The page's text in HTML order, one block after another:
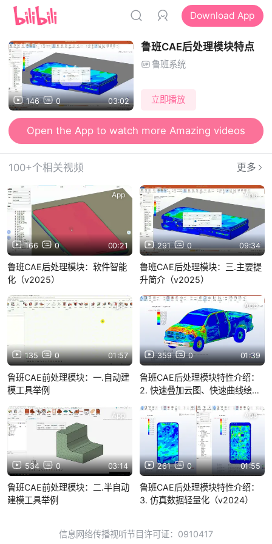
Download App
146 0 03:02
鲁班CAE后处理模块特点
鲁班系统
立即播放
Open the App to watch more Amazing videos
100+个相关视频 更多
166 0 00:21
App
鲁班CAE后处理模块：软件智能
化（v2025）
291 0 09:34
App
鲁班CAE后处理模块：三.主要提
升简介（v2025）
135 0 01:57
App
鲁班CAE前处理模块：一.自动建
模工具举例
359 0 01:39
App
鲁班CAE后处理模块特性介绍：
2. 快速叠加云图、快速曲线绘制
534 0 03:14
App
鲁班CAE前处理模块：二.半自动
建模工具举例
261 0 01:55
App
鲁班CAE后处理模块特性介绍：
3. 仿真数据轻量化（v2024）
信息网络传播视听节目许可证：0910417